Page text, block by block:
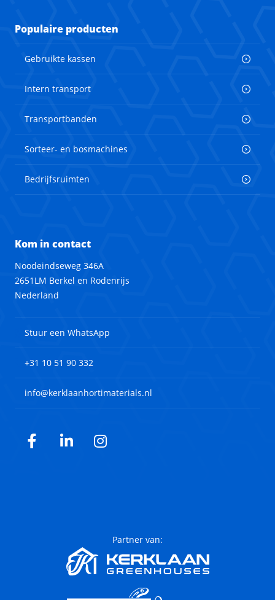
Populaire producten
Gebruikte kassen
Intern transport
Transportbanden
Sorteer- en bosmachines
Bedrijfsruimten
Kom in contact
Noodeindseweg 346A
2651LM Berkel en Rodenrijs
Nederland
Stuur een WhatsApp
+31 10 51 90 332
info@kerklaanhortimaterials.nl
Facebook
LinkedInInstagram
Partner van: